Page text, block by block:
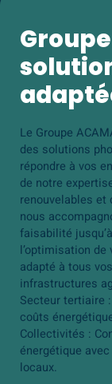
Le Groupe
des solutions
répondre à vos
de notre
renouvelables et
nous
faisabilité
l’optimisation
adapté à tous
infrastructures
Secteur tertiaire
coûts
Collectivités :
énergétique
locaux.